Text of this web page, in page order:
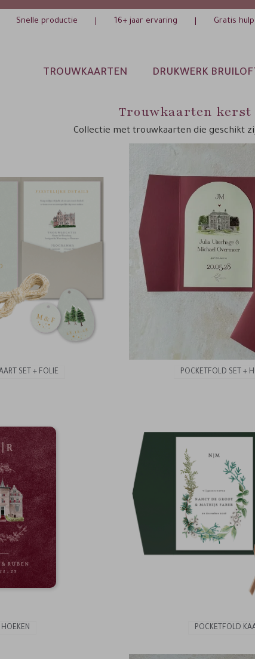
Snelle productie 16+ jaar ervaring Gratis
TROUWKAARTEN DRUKWERK
Trouwkaarten
Collectie met trouwkaarten die geschikt
SET + FOLIE POCKETFOLD SET +
POCKETFOLD